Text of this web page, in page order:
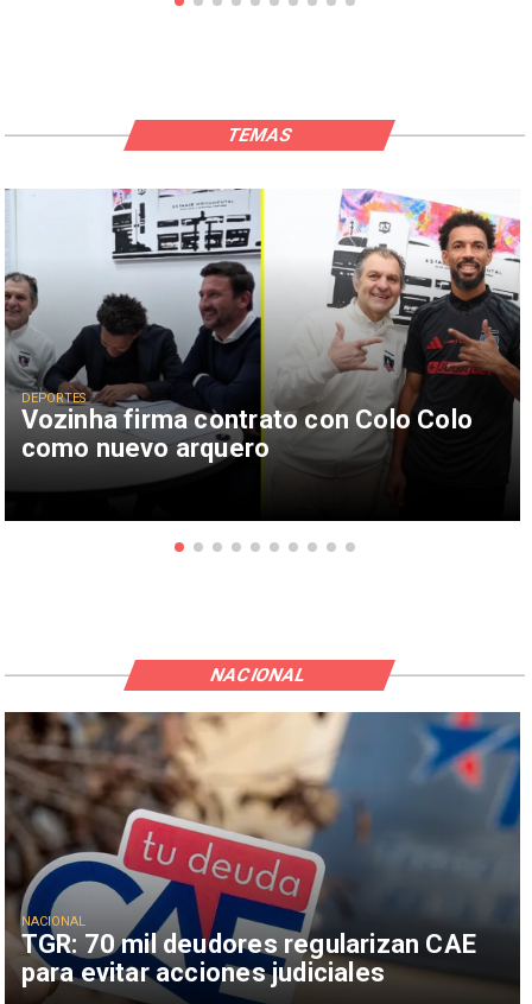
Vozinha firma contrato con Colo Colo
como nuevo arquero
DEPORTES
TEMAS
TGR: 70 mil deudores regularizan CAE
para evitar acciones judiciales
NACIONAL
NACIONAL